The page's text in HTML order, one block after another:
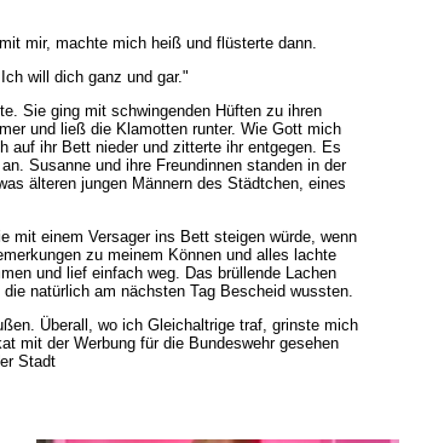
mir, machte mich heiß und flüsterte dann.
will dich ganz und gar."
Sie ging mit schwingenden Hüften zu ihren
und ließ die Klamotten runter. Wie Gott mich
ihr Bett nieder und zitterte ihr entgegen. Es
Susanne und ihre Freundinnen standen in der
älteren jungen Männern des Städtchen, eines
mit einem Versager ins Bett steigen würde, wenn
zu meinem Können und alles lachte
und lief einfach weg. Das brüllende Lachen
natürlich am nächsten Tag Bescheid wussten.
Überall, wo ich Gleichaltrige traf, grinste mich
mit der Werbung für die Bundeswehr gesehen
Stadt